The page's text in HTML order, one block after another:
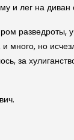
и лег на
разведроты,
много, но
за